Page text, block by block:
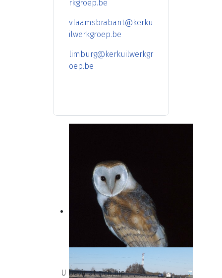
rkgroep.be
vlaamsbrabant@kerku
ilwerkgroep.be
limburg@kerkuilwerkgr
oep.be
U bevindt zich hier: